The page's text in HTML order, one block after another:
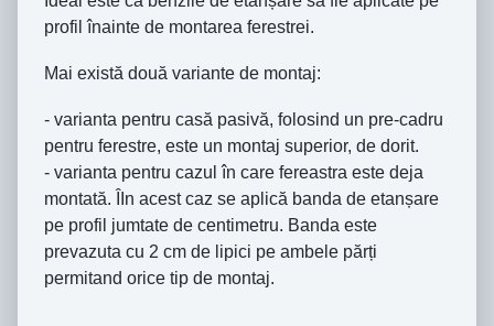
profil înainte de montarea ferestrei.
Mai există două variante de montaj:
- varianta pentru casă pasivă, folosind un pre-cadru
pentru ferestre, este un montaj superior, de dorit.
- varianta pentru cazul în care fereastra este deja
montată. ÎIn acest caz se aplică banda de etanșare
pe profil jumtate de centimetru. Banda este
prevazuta cu 2 cm de lipici pe ambele părți
permitand orice tip de montaj.